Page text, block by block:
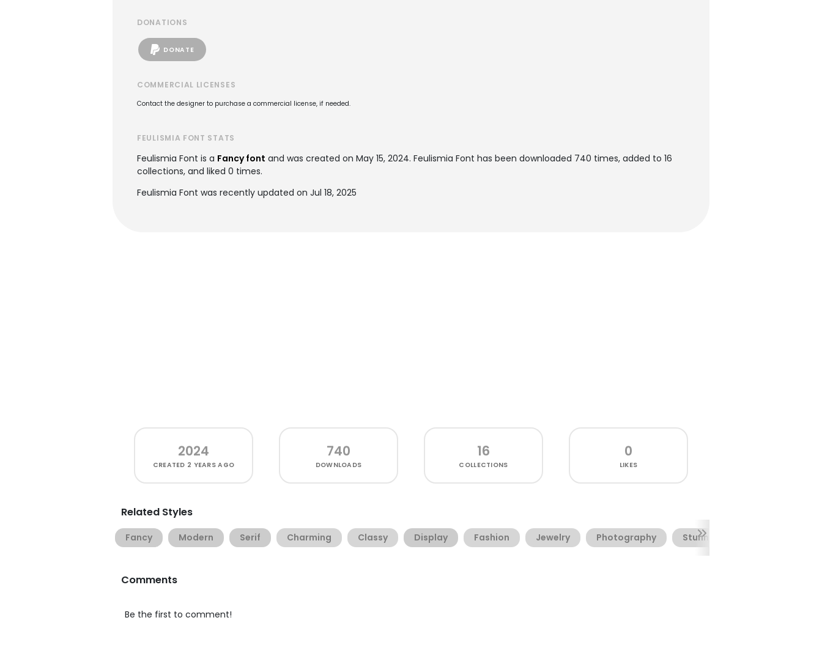
DONATIONS
DONATE
COMMERCIAL LICENSES
Contact the designer to purchase a commercial license, if needed.
FEULISMIA FONT STATS
Feulismia Font is a Fancy font and was created on May 15, 2024. Feulismia Font has been downloaded 740 times, added to 16
collections, and liked 0 times.
Feulismia Font was recently updated on Jul 18, 2025
2024
CREATED 2 YEARS AGO
740
DOWNLOADS
16
COLLECTIONS
0
LIKES
Related Styles
Fancy Modern Serif Charming Classy Display Fashion Jewelry Photography Stunning
Comments
Be the first to comment!